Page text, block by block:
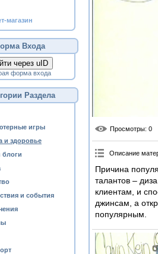
магазин
Входа
через uID
форма входа
Раздела
игры
и здоровье
и события
Просмотры: 0
Описание
Причина
талантов –
клиентам, и
джинсам, а
популярным.